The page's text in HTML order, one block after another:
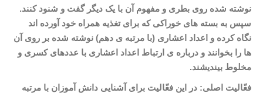
نوشته شده روی بطری و مفهوم آن با یک دیگر گفت و شنود کنند.
سپس به بسته های خوراکی که برای تغذیه همراه خود آورده اند
نگاه کرده و اعداد اعشاری (با مرتبه ی دهم) نوشته شده بر روی آن
ها را بخوانند و درباره ی ارتباط اعداد اعشاری با عددهای کسری و
مخلوط بیندیشند.
فعّالیت اصلی: در این فعّالیت برای آشنایی دانش آموزان با مرتبه